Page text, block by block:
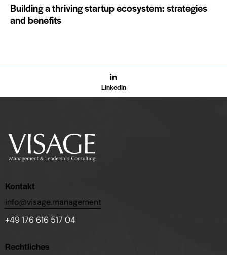
Building a thriving startup ecosystem: strategies
and benefits
Linkedin
Kontakt
info@visage.management
+49 176 616 517 04
Rechtliches